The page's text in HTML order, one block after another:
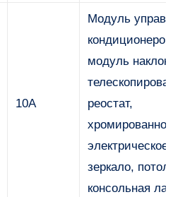
10А
Модуль
модуль
реостат,
хромированное
электрическое
зеркало,
консольная